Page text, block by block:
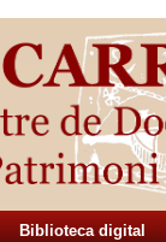
Biblioteca digital